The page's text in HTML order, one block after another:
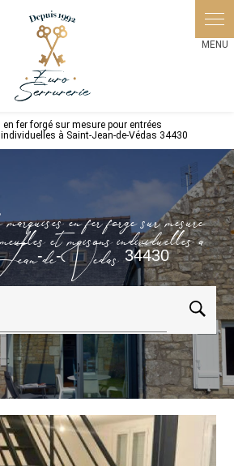
fer forgé sur mesure pour entrées
à Saint-Jean-de-Védas 34430
en fer forgé sur mesure
et maisons individuelles à
de-Védas 34430
cookies